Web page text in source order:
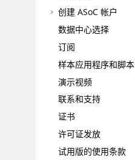
创建 ASoC 帐户
数据中心选择
订阅
样本应用程序和脚本
演示视频
联系和支持
证书
许可证发放
试用版的使用条款